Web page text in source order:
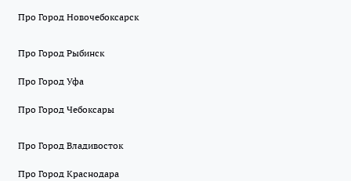
Про Город Новочебоксарск
Про Город Рыбинск
Про Город Уфа
Про Город Чебоксары
Про Город Владивосток
Про Город Краснодара